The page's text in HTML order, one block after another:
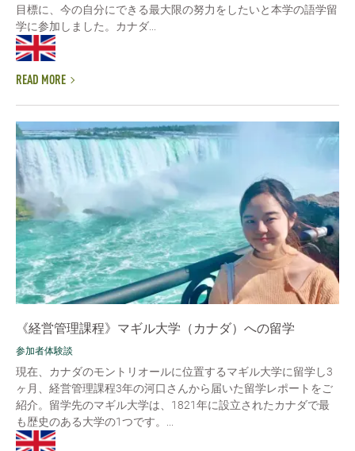
目標に、今の自分にできる最大限の努力をしたいと本学の語学留
学に参加しました。カナダ...
READ MORE
《経営管理課程》マギル大学（カナダ）への留学
参加者体験談
現在、カナダのモントリオールに位置するマギル大学に留学し3
ヶ月、経営管理課程3年の河口さんから届いた留学レポートをご
紹介。留学先のマギル大学は、1821年に設立されたカナダで最
も歴史のある大学の1つです。...